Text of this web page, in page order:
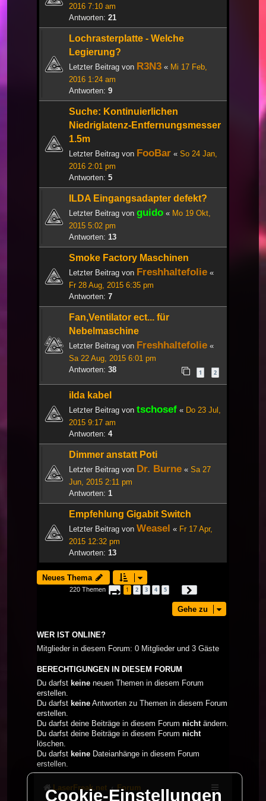
2016 7:10 am
Antworten: 21
Lochrasterplatte - Welche
Legierung?
Letzter Beitrag von R3N3 « Mi 17 Feb,
2016 1:24 am
Antworten: 9
Suche: Kontinuierlichen
Niedriglatenz-Entfernungsmesser
1.5m
Letzter Beitrag von FooBar « So 24 Jan,
2016 2:01 pm
Antworten: 5
ILDA Eingangsadapter defekt?
Letzter Beitrag von guido « Mo 19 Okt,
2015 5:02 pm
Antworten: 13
Smoke Factory Maschinen
Letzter Beitrag von Freshhaltefolie «
Fr 28 Aug, 2015 6:35 pm
Antworten: 7
Fan,Ventilator ect... für
Nebelmaschine
Letzter Beitrag von Freshhaltefolie «
Sa 22 Aug, 2015 6:01 pm
Antworten: 38 1 2
ilda kabel
Letzter Beitrag von tschosef « Do 23 Jul,
2015 9:17 am
Antworten: 4
Dimmer anstatt Poti
Letzter Beitrag von Dr. Burne « Sa 27
Jun, 2015 2:11 pm
Antworten: 1
Empfehlung Gigabit Switch
Letzter Beitrag von Weasel « Fr 17 Apr,
2015 12:32 pm
Antworten: 13
Neues Thema
220 Themen Seite 1von
1 2 3 4 5
Gehe zu
WER IST ONLINE?
Mitglieder in diesem Forum: 0 Mitglieder und 3 Gäste
BERECHTIGUNGEN IN DIESEM FORUM
Du darfst keine neuen Themen in diesem Forum
erstellen.
Du darfst keine Antworten zu Themen in diesem Forum
erstellen.
Du darfst deine Beiträge in diesem Forum nichtändern.
Du darfst deine Beiträge in diesem Forum nicht
löschen.
Du darfst keine Dateianhänge in diesem Forum
erstellen.
LaserFreak.net Forum
Cookie-Einstellungen